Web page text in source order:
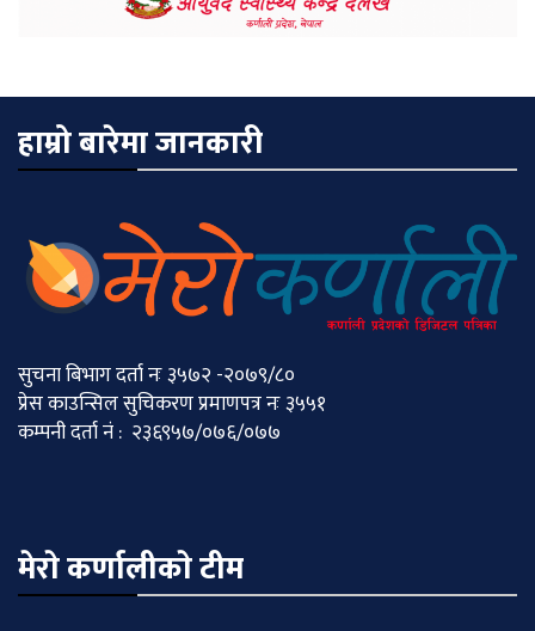
हाम्रो बारेमा जानकारी
सुचना बिभाग दर्ता नः ३५७२ -२०७९/८०
प्रेस काउन्सिल सुचिकरण प्रमाणपत्र नः ३५५१
कम्पनी दर्ता नं : २३६९५७/०७६/०७७
मेराे कर्णालीकाे टीम